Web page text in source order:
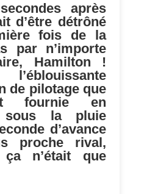
après
d’être détrôné
fois de la
par n’importe
Hamilton !
de pilotage que
fournie en
sous la pluie
d’avance
proche rival,
ça n’était que